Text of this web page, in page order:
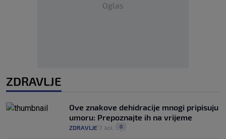
Oglas
ZDRAVLJE
Ove znakove dehidracije mnogi pripisuju
umoru: Prepoznajte ih na vrijeme
ZDRAVLJE 7. kol. 0